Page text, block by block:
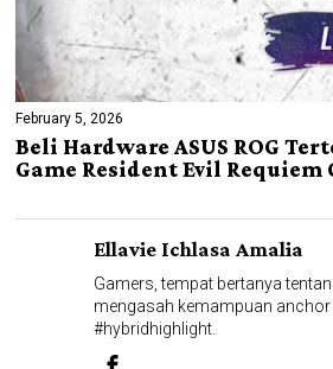
February 5, 2026
Beli Hardware ASUS ROG
Game Resident Evil Requiem
Ellavie Ichlasa Amalia
Gamers, tempat bertanya
mengasah kemampuan anchor
#hybridhighlight.